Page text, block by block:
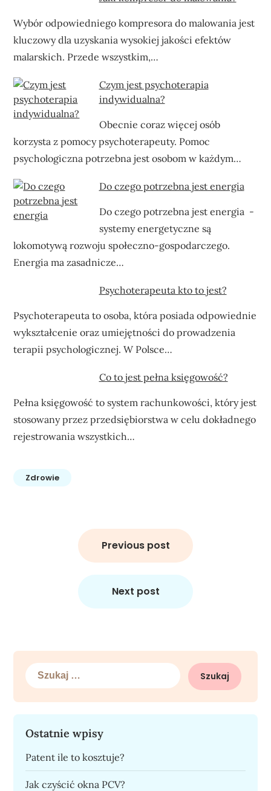
Wybór odpowiedniego kompresora do malowania jest
kluczowy dla uzyskania wysokiej jakości efektów
malarskich. Przede wszystkim,…
Czym jest psychoterapia
indywidualna?
Obecnie coraz więcej osób
korzysta z pomocy psychoterapeuty. Pomoc
psychologiczna potrzebna jest osobom w każdym…
Do czego potrzebna jest energia
Do czego potrzebna jest energia -
systemy energetyczne są
lokomotywą rozwoju społeczno-gospodarczego.
Energia ma zasadnicze…
Psychoterapeuta kto to jest?
Psychoterapeuta to osoba, która posiada odpowiednie
wykształcenie oraz umiejętności do prowadzenia
terapii psychologicznej. W Polsce…
Co to jest pełna księgowość?
Pełna księgowość to system rachunkowości, który jest
stosowany przez przedsiębiorstwa w celu dokładnego
rejestrowania wszystkich…
Zdrowie
Previous post
Next post
Szukaj:
Ostatnie wpisy
Patent ile to kosztuje?
Jak czyścić okna PCV?